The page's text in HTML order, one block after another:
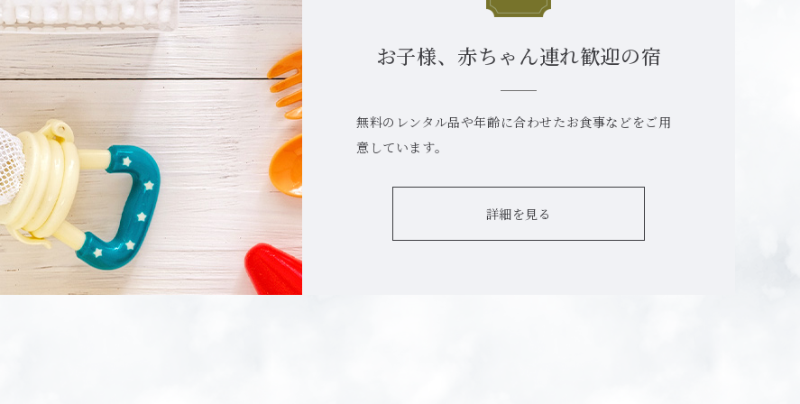
お⼦様、 ⾚ちゃん連れ歓迎の宿
無料のレンタル品や年齢に合わせたお⾷事などをご⽤
意しています。
詳細を見る